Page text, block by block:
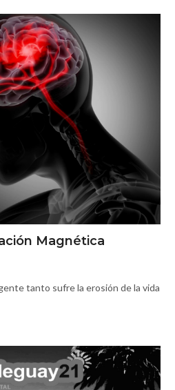
Magnética
tanto sufre la erosión de la vida